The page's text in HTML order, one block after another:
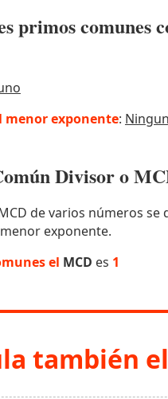
primos comunes
menor exponente:
Divisor o
de varios números se
exponente.
el MCD es 1
también